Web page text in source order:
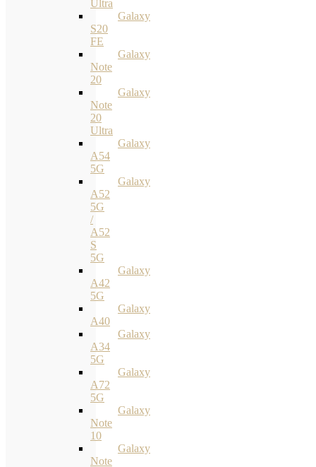
Ultra
Galaxy
S20
FE
Galaxy
Note
20
Galaxy
Note
20
Ultra
Galaxy
A54
5G
Galaxy
A52
5G
/
A52
S
5G
Galaxy
A42
5G
Galaxy
A40
Galaxy
A34
5G
Galaxy
A72
5G
Galaxy
Note
10
Galaxy
Note